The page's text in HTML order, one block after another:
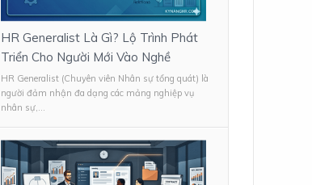
HR Generalist Là Gì? Lộ Trình Phát
Triển Cho Người Mới Vào Nghề
HR Generalist (Chuyên viên Nhân sự tổng quát) là
người đảm nhận đa dạng các mảng nghiệp vụ
nhân sự,...